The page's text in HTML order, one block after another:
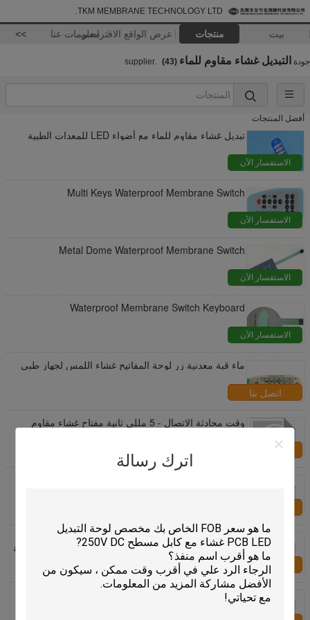
TKM MEMBRANE TECHNOLOGY LTD.
بيت منتجات عرض الواقع الافتراضيمعلومات عنا >>
اترك رسالة
جودة التبديل غشاء مقاوم للماء (43)
أفضل المنتجات
تبديل غشاء مقاوم للماء مع أضواء LED للمعدات الطبية
الاستفسار الآن
Multi Keys Waterproof Membrane Switch
الاستفسار الآن
Metal Dome Waterproof Membrane Switch
الاستفسار الآن
Waterproof Membrane Switch Keyboard
الاستفسار الآن
ماء قبة معدنية زر لوحة المفاتيح غشاء اللمس لجهاز طبي
اتصل بنا
وقت محادثة الاتصال - 5 مللي ثانية مفتاح غشاء مقاوم
اتصل بنا
وقت المحادثة أقل من أو يساوي 5 ميس مفتاح غشاء
مقاوم للماء مع اثنين من أضواء LED و 8 بنية طبقة محسّنة
لفترة طويلة
اتصل بنا
تصميم مسطح لوحة التبديل المقاومة للرذاذ التي تتضمن
طريقة الطباعة الشاشية المصممة في البيئات الصناعية